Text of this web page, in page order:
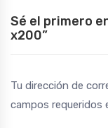
Sé el primero
x200”
Tu dirección de
campos requeridos